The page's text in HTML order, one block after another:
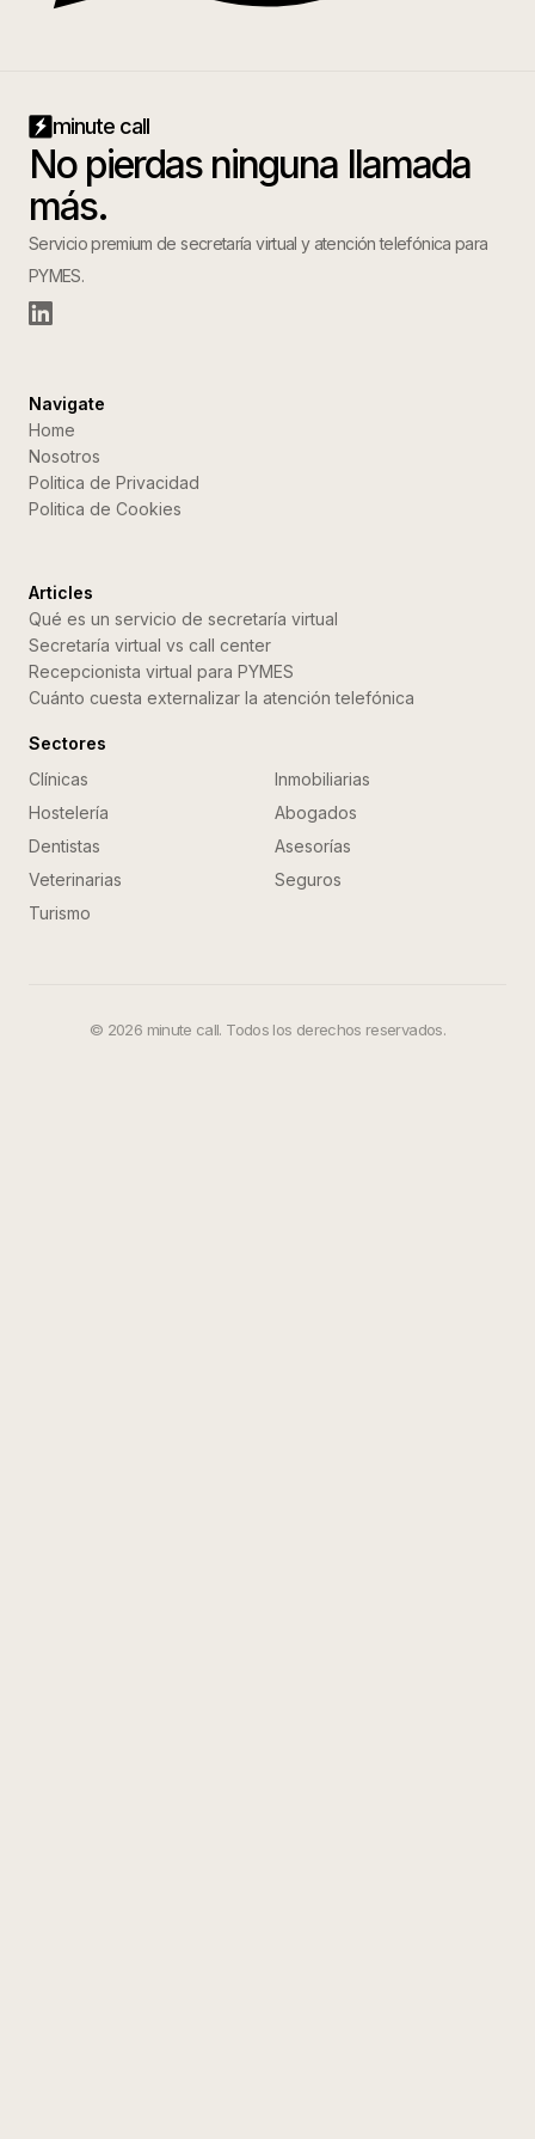
minute call
No pierdas ninguna llamada
más.
Servicio premium de secretaría virtual y atención telefónica para
PYMES.
Navigate
Home
Nosotros
Politica de Privacidad
Politica de Cookies
Articles
Qué es un servicio de secretaría virtual
Secretaría virtual vs call center
Recepcionista virtual para PYMES
Cuánto cuesta externalizar la atención telefónica
Sectores
Clínicas
Inmobiliarias
Hostelería
Abogados
Dentistas
Asesorías
Veterinarias
Seguros
Turismo
© 2026 minute call. Todos los derechos reservados.